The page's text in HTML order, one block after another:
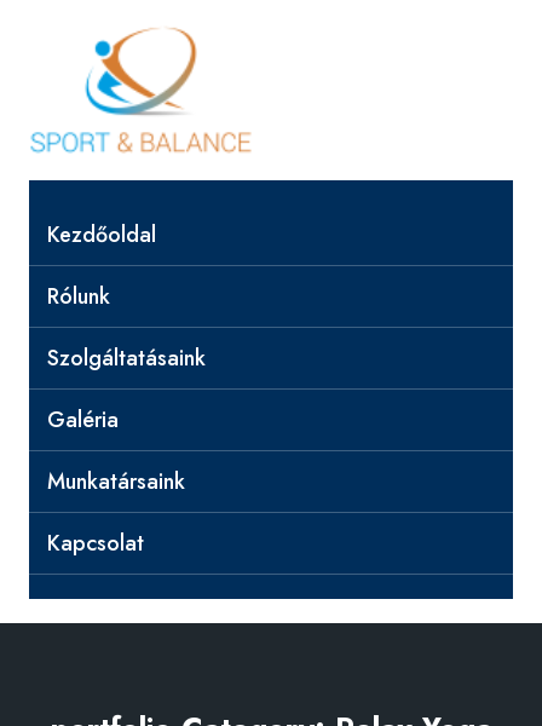
Kezdőoldal
Rólunk
Szolgáltatásaink
Galéria
Munkatársaink
Kapcsolat